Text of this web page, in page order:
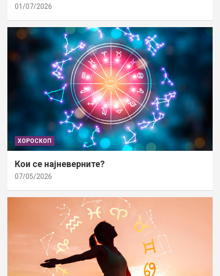
01/07/2026
ХОРОСКОП
Кои се најневерните?
07/05/2026